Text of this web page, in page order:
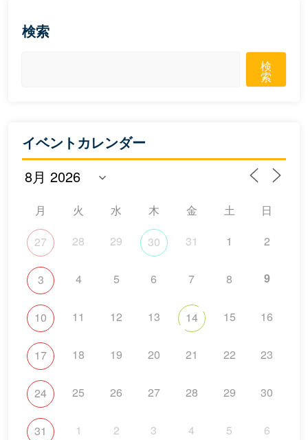
検索
検
索
イベントカレンダー
月 火 水 木 金 土 日
27 28 29 30 31 1 2
3 4 5 6 7 8 9
10 11 12 13 14 15 16
17 18 19 20 21 22 23
24 25 26 27 28 29 30
31 1 2 3 4 5 6